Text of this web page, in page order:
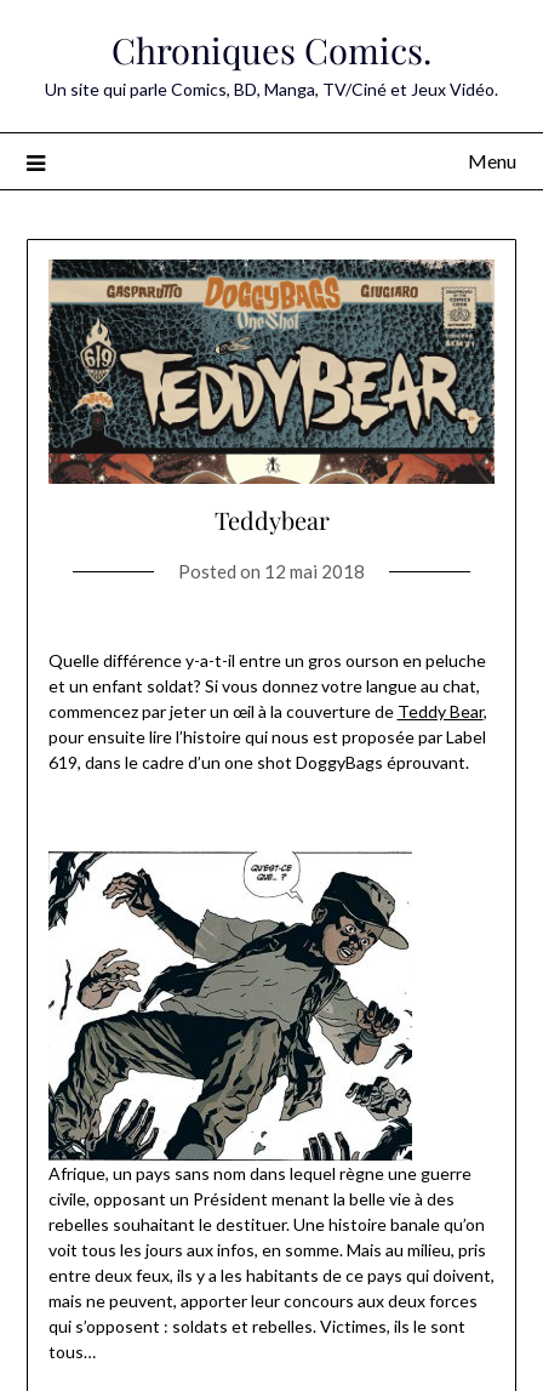
Chroniques Comics.
Un site qui parle Comics, BD, Manga, TV/Ciné et Jeux Vidéo.
Menu
Teddybear
Posted on 12 mai 2018
Quelle différence y-a-t-il entre un gros ourson en peluche
et un enfant soldat? Si vous donnez votre langue au chat,
commencez par jeter un œil à la couverture de Teddy Bear,
pour ensuite lire l’histoire qui nous est proposée par Label
619, dans le cadre d’un one shot DoggyBags éprouvant.
Afrique, un pays sans nom dans lequel règne une guerre
civile, opposant un Président menant la belle vie à des
rebelles souhaitant le destituer. Une histoire banale qu’on
voit tous les jours aux infos, en somme. Mais au milieu, pris
entre deux feux, ils y a les habitants de ce pays qui doivent,
mais ne peuvent, apporter leur concours aux deux forces
qui s’opposent : soldats et rebelles. Victimes, ils le sont
tous…